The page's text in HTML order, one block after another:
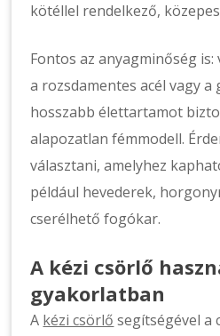
kötéllel rendelkező,
Fontos az anyagminőség
a rozsdamentes acél vagy
hosszabb élettartamot
alapozatlan fémmodell.
választani, amelyhez
például hevederek,
cserélhető fogókar.
A kézi csörlő
gyakorlatban
A kézi csörlő segítségével a